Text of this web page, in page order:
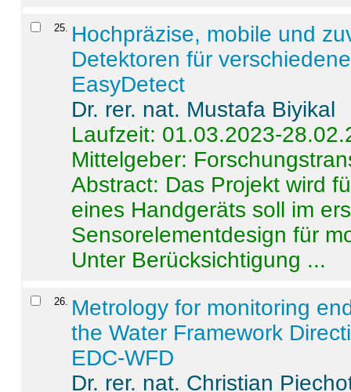
25. Hochpräzise, mobile und
Detektoren für
EasyDetect
Dr. rer. nat. Mustafa Biyikal
Laufzeit: 01.03.2023-
Mittelgeber:
Abstract: Das Projekt wird
eines Handgeräts soll im
Sensorelementdesign für
Unter Berücksichtigung ...
26. Metrology for monitoring
the Water Framework
EDC-WFD
Dr. rer. nat. Christian